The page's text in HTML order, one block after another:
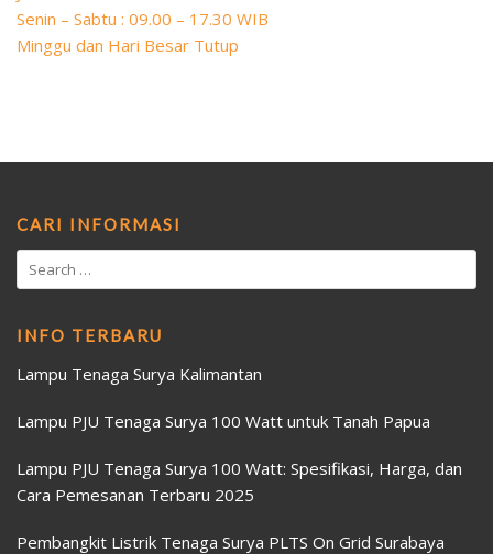
Senin – Sabtu : 09.00 – 17.30 WIB
Minggu dan Hari Besar Tutup
CARI INFORMASI
INFO TERBARU
Lampu Tenaga Surya Kalimantan
Lampu PJU Tenaga Surya 100 Watt untuk Tanah Papua
Lampu PJU Tenaga Surya 100 Watt: Spesifikasi, Harga, dan
Cara Pemesanan Terbaru 2025
Pembangkit Listrik Tenaga Surya PLTS On Grid Surabaya